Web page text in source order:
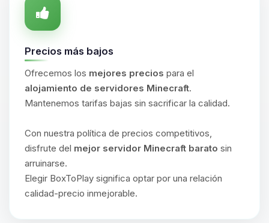
Precios más bajos
Ofrecemos los mejores precios para el
alojamiento de servidores Minecraft.
Mantenemos tarifas bajas sin sacrificar la calidad.
Con nuestra política de precios competitivos,
disfrute del mejor servidor Minecraft barato sin
arruinarse.
Elegir BoxToPlay significa optar por una relación
calidad-precio inmejorable.